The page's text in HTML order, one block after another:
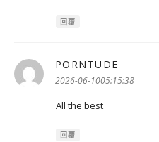
回覆
PORNTUDE
示:
2026-06-1005:15:38
All the best
回覆